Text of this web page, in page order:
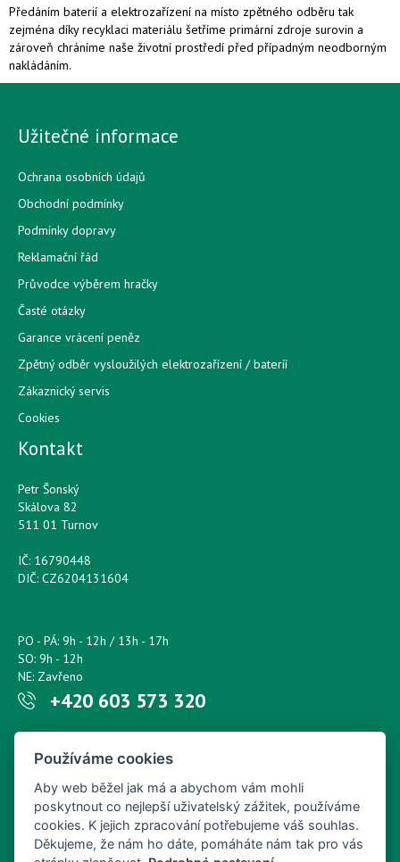
Předáním baterií a elektrozařízení na místo zpětného odběru tak
zejména díky recyklaci materiálu šetříme primární zdroje surovin a
zároveň chráníme naše životní prostředí před případným neodborným
nakládáním.
Užitečné informace
Ochrana osobních údajů
Obchodní podmínky
Podmínky dopravy
Reklamační řád
Průvodce výběrem hračky
Časté otázky
Garance vrácení peněz
Zpětný odběr vysloužilých elektrozařízení / bateríí
Zákaznický servis
Cookies
Kontakt
Petr Šonský
Skálova 82
511 01 Turnov
IČ: 16790448
DIČ: CZ6204131604
PO - PÁ: 9h - 12h / 13h - 17h
SO: 9h - 12h
NE: Zavřeno
+420 603 573 320
petr.sonsky@centrum.cz
Používáme cookies
Aby web běžel jak má a abychom vám mohli
poskytnout co nejlepší uživatelský zážitek, používáme
cookies. K jejich zpracování potřebujeme váš souhlas.
Děkujeme, že nám ho dáte, pomáháte nám tak pro vás